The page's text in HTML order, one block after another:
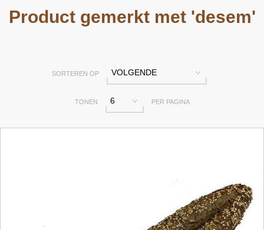
Product gemerkt met 'desem'
SORTEREN OP VOLGENDE
TONEN 6 PER PAGINA